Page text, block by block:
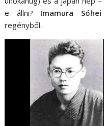
e állni? Imamura Sóhei
regényből.